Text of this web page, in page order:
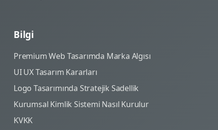
Bilgi
Premium Web Tasarımda Marka Algısı
UI UX Tasarım Kararları
Logo Tasarımında Stratejik Sadellik
Kurumsal Kimlik Sistemi Nasıl Kurulur
KVKK